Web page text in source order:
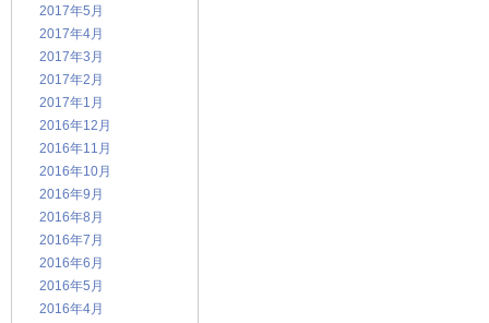
2017年5月
2017年4月
2017年3月
2017年2月
2017年1月
2016年12月
2016年11月
2016年10月
2016年9月
2016年8月
2016年7月
2016年6月
2016年5月
2016年4月